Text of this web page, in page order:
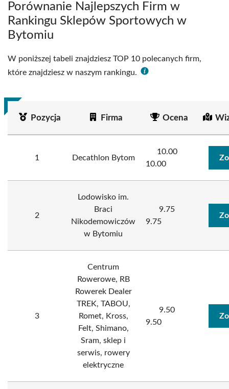
Porównanie Najlepszych Firm w
Rankingu Sklepów Sportowych w
Bytomiu
W poniższej tabeli znajdziesz TOP 10 polecanych firm,
które znajdziesz w naszym rankingu.
Pozycja Firma Ocena
1 Decathlon Bytom
10.00
10.00
2
Lodowisko im.
Braci
Nikodemowiczów
w Bytomiu
9.75
9.75
3
Centrum
Rowerowe, RB
Rowerek Dealer
TREK, TABOU,
Romet, Kross,
Felt, Shimano,
Sram, sklep i
serwis, rowery
elektryczne
9.50
9.50